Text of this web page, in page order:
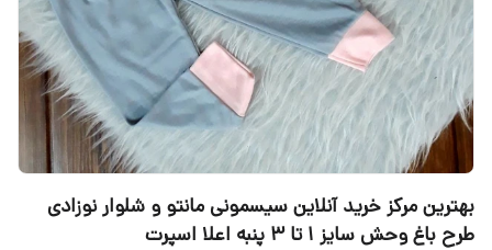
بهترین مرکز خرید آنلاین سیسمونی مانتو و شلوار نوزادی
طرح باغ وحش سایز ۱ تا ۳ پنبه اعلا اسپرت